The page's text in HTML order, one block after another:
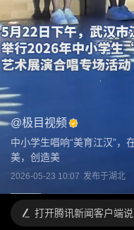
@极目视频
中小学生唱响“美育江汉”，
美，创造美
2026-05-23 10:07 发布于湖北
打开腾讯新闻客户端